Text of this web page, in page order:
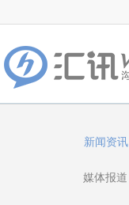
新闻资讯
媒体报道